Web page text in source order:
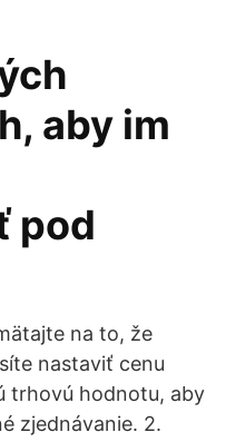
aby im
pod
na to, že
nastaviť cenu
trhovú hodnotu, aby
zjednávanie. 2.